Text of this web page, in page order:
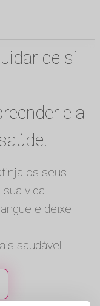
de si
e a
os seus
vida
e deixe
saudável.